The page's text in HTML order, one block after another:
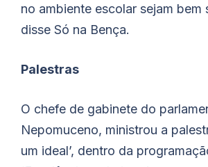
no ambiente escolar sejam bem
disse Só na Bença.
Palestras
O chefe de gabinete do
Nepomuceno, ministrou a
um ideal’, dentro da